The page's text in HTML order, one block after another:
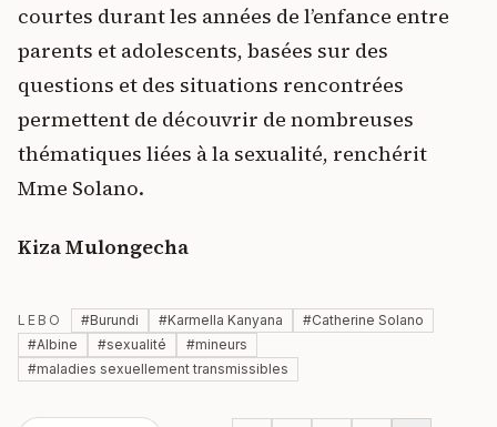
courtes durant les années de l’enfance entre
parents et adolescents, basées sur des
questions et des situations rencontrées
permettent de découvrir de nombreuses
thématiques liées à la sexualité, renchérit
Mme Solano.
Kiza Mulongecha
LEBO #Burundi #Karmella Kanyana #Catherine Solano
#Albine #sexualité #mineurs
#maladies sexuellement transmissibles